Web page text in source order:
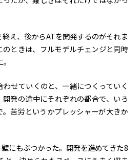
え、後からATを開発するのがそれま
ときは、フルモデルチェンジと同時
わせていくのと、一緒につくっていく
発の途中にそれぞれの都合で、いろ
。苦労というかプレッシャーが大きか
にもぶつかった。開発を進めてきた8